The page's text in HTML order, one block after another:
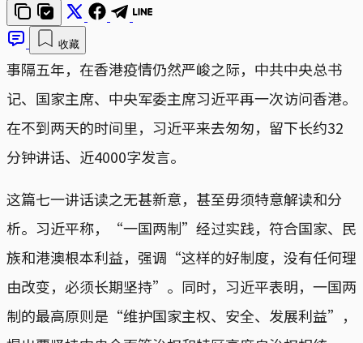
收藏
事隔五年，在香港疫情仍然严峻之际，中共中央总书
记、国家主席、中央军委主席习近平再一次访问香港。
在不到两天的时间里，习近平来去匆匆，留下长约32
分钟讲话、近4000字发言。
这篇七一讲话读之无甚新意，甚至毋须特意解读和分
析。习近平称，“一国两制”经过实践，符合国家、民
族和港澳根本利益，强调“这样的好制度，没有任何理
由改变，必须长期坚持”。同时，习近平表明，一国两
制的最高原则是“维护国家主权、安全、发展利益”，